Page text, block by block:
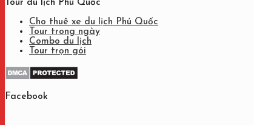
Tour du lịch Phú Quốc
Cho thuê xe du lịch Phú Quốc
Tour trong ngày
Combo du lịch
Tour trọn gói
Facebook